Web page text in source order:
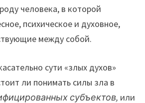
человека, в которой
психическое и духовное,
между собой.
сути «злых духов»
ли понимать силы зла в
субъектов, или